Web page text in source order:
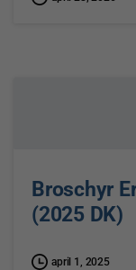
Broschyr
(2025 DK)
april 1, 2025